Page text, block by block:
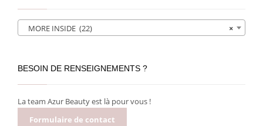
×
MORE INSIDE (22)
BESOIN DE RENSEIGNEMENTS ?
La team Azur Beauty est là pour vous !
Formulaire de contact